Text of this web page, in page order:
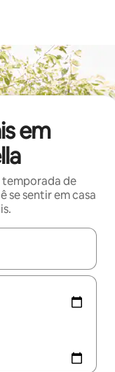
em
temporada de
se sentir em casa
disponíveis, explore-